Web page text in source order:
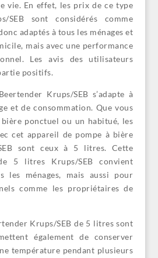
vie. En effet, les prix de ce type
SEB sont considérés comme
adaptés à tous les ménages et
mais avec une performance
Les avis des utilisateurs
positifs.
Krups/SEB s’adapte à
et de consommation. Que vous
ponctuel ou un habitué, les
cet appareil de pompe à bière
sont ceux à 5 litres. Cette
5 litres Krups/SEB convient
les ménages, mais aussi pour
comme les propriétaires de
Krups/SEB de 5 litres sont
également de conserver
température pendant plusieurs